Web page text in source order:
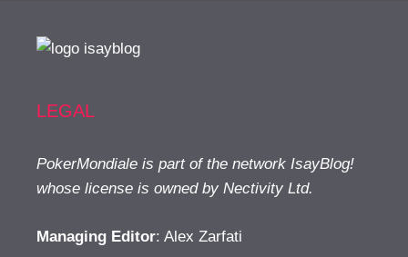
LEGAL
PokerMondiale is part of the network IsayBlog!
whose license is owned by Nectivity Ltd.
Managing Editor: Alex Zarfati